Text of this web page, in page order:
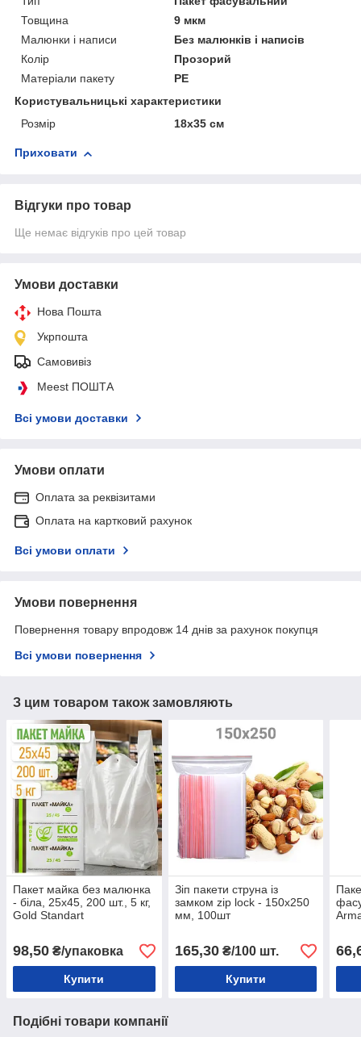
Товщина
9 мкм
Малюнки і написи
Без малюнків і написів
Колір
Прозорий
Матеріали пакету
РЕ
Користувальницькі характеристики
Розмір
18х35 см
Приховати
Відгуки про товар
Ще немає відгуків про цей товар
Умови доставки
Нова Пошта
Укрпошта
Самовивіз
Meest ПОШТА
Всі умови доставки
Умови оплати
Оплата за реквізитами
Оплата на картковий рахунок
Всі умови оплати
Умови повернення
Повернення товару впродовж 14 днів за рахунок покупця
Всі умови повернення
З цим товаром також замовляють
Пакет майка без малюнка
- біла, 25x45, 200 шт., 5 кг,
Gold Standart
98,50 ₴/упаковка
Купити
Зіп пакети струна із
замком zip lock - 150x250
мм, 100шт
165,30₴/100 шт.
Купити
Подібні товари компанії